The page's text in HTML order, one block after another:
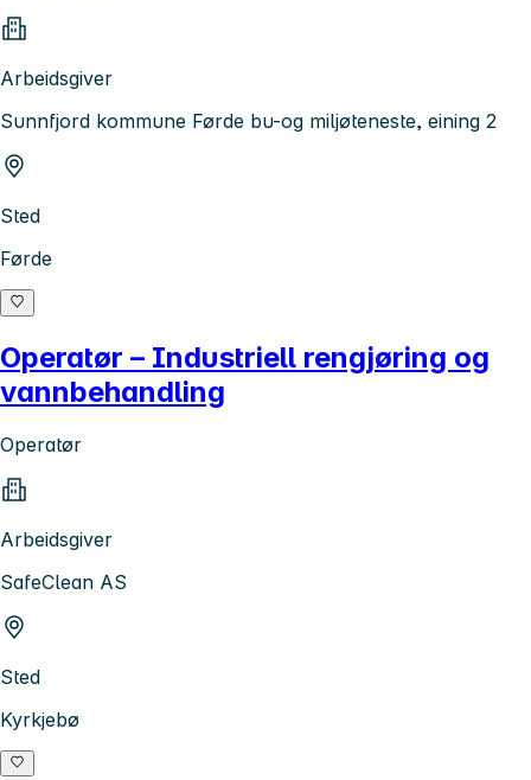
Arbeidsgiver
Sunnfjord kommune Førde bu-og miljøteneste, eining 2
Sted
Førde
Operatør – Industriell rengjøring og
vannbehandling
Operatør
Arbeidsgiver
SafeClean AS
Sted
Kyrkjebø